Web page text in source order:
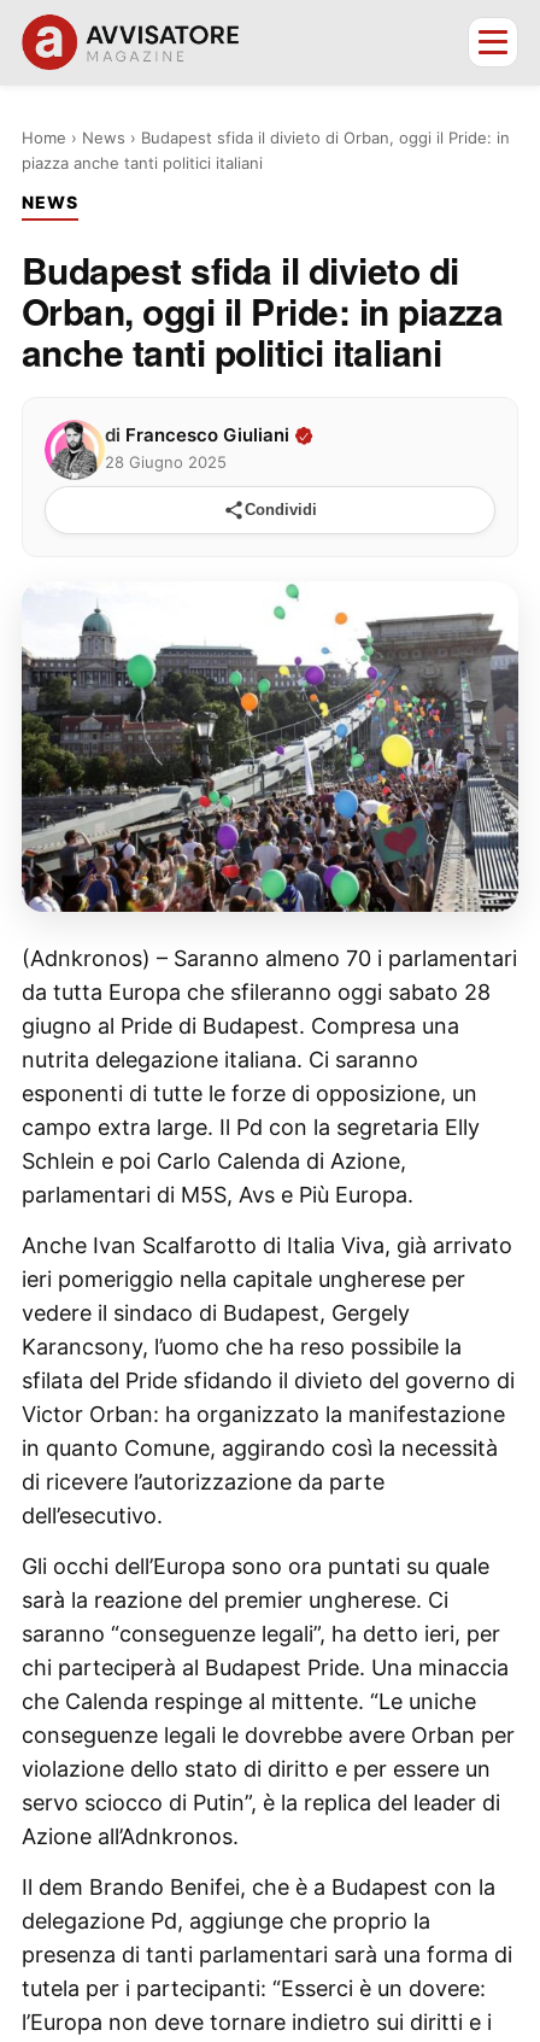
Home › News › Budapest sfida il divieto di Orban, oggi il Pride: in
piazza anche tanti politici italiani
NEWS
Budapest sfida il divieto di
Orban, oggi il Pride: in piazza
anche tanti politici italiani
di Francesco Giuliani
28 Giugno 2025
Condividi
(Adnkronos) – Saranno almeno 70 i parlamentari
da tutta Europa che sfileranno oggi sabato 28
giugno al Pride di Budapest. Compresa una
nutrita delegazione italiana. Ci saranno
esponenti di tutte le forze di opposizione, un
campo extra large. Il Pd con la segretaria Elly
Schlein e poi Carlo Calenda di Azione,
parlamentari di M5S, Avs e Più Europa.
Anche Ivan Scalfarotto di Italia Viva, già arrivato
ieri pomeriggio nella capitale ungherese per
vedere il sindaco di Budapest, Gergely
Karancsony, l’uomo che ha reso possibile la
sfilata del Pride sfidando il divieto del governo di
Victor Orban: ha organizzato la manifestazione
in quanto Comune, aggirando così la necessità
di ricevere l’autorizzazione da parte
dell’esecutivo.
Gli occhi dell’Europa sono ora puntati su quale
sarà la reazione del premier ungherese. Ci
saranno “conseguenze legali”, ha detto ieri, per
chi parteciperà al Budapest Pride. Una minaccia
che Calenda respinge al mittente. “Le uniche
conseguenze legali le dovrebbe avere Orban per
violazione dello stato di diritto e per essere un
servo sciocco di Putin”, è la replica del leader di
Azione all’Adnkronos.
Il dem Brando Benifei, che è a Budapest con la
delegazione Pd, aggiunge che proprio la
presenza di tanti parlamentari sarà una forma di
tutela per i partecipanti: “Esserci è un dovere:
l’Europa non deve tornare indietro sui diritti e i